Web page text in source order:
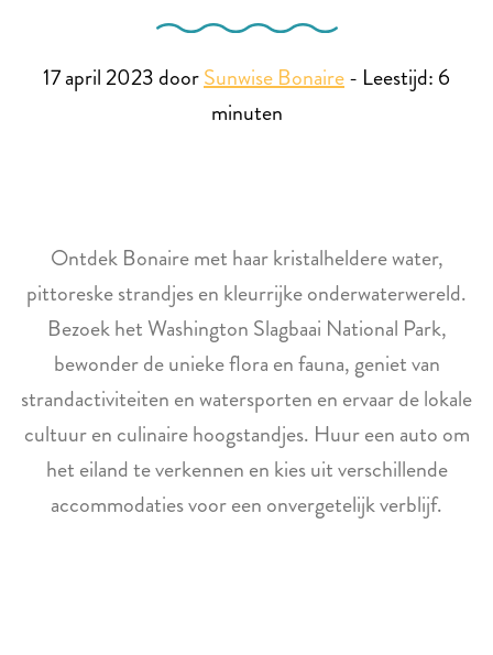
17 april 2023 doorSunwise Bonaire- Leestijd: 6
minuten
Ontdek Bonaire met haar kristalheldere water,
pittoreske strandjes en kleurrijke onderwaterwereld.
Bezoek het Washington Slagbaai National Park,
bewonder de unieke flora en fauna, geniet van
strandactiviteiten en watersporten en ervaar de lokale
cultuur en culinaire hoogstandjes. Huur een auto om
het eiland te verkennen en kies uit verschillende
accommodaties voor een onvergetelijk verblijf.